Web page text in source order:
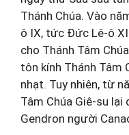
Thánh Chúa. Vào
ô IX, tức Đức Lê-ô
cho Thánh Tâm
tôn kính Thánh Tâm
nhạt. Tuy nhiên, từ
Tâm Chúa Giê-su
Gendron người